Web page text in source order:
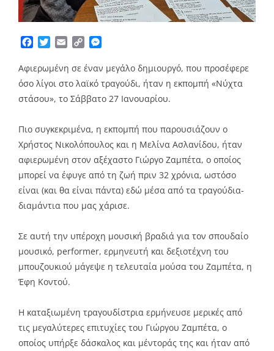
Facebook
TwitterEmailCopy
Αφιερωμένη σε έναν μεγάλο δημιουργό, που προσέφερε
όσο λίγοι στο λαϊκό τραγούδι, ήταν η εκπομπή «Νύχτα
στάσου», το Σάββατο 27 Ιανουαρίου.
Πιο συγκεκριμένα, η εκπομπή που παρουσιάζουν ο
Χρήστος Νικολόπουλος και η Μελίνα Ασλανίδου, ήταν
αφιερωμένη στον αξέχαστο Γιώργο Ζαμπέτα, ο οποίος
μπορεί να έφυγε από τη ζωή πριν 32 χρόνια, ωστόσο
είναι (και θα είναι πάντα) εδώ μέσα από τα τραγούδια-
διαμάντια που μας χάρισε.
Σε αυτή την υπέροχη μουσική βραδιά για τον σπουδαίο
μουσικό, performer, ερμηνευτή και δεξιοτέχνη του
μπουζουκιού μάγεψε η τελευταία μούσα του Ζαμπέτα, η
Έφη Κοντού.
Η καταξιωμένη τραγουδίστρια ερμήνευσε μερικές από
τις μεγαλύτερες επιτυχίες του Γιώργου Ζαμπέτα, ο
οποίος υπήρξε δάσκαλος και μέντοράς της και ήταν από